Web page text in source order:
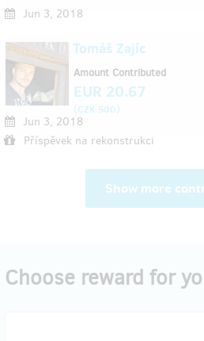
Jun 3, 2018
Tomáš Zajíc
Jun 3, 2018
Příspěvek na rekonstrukci
Amount Contributed
EUR 20.67
(CZK 500)
Show more
Choose reward for